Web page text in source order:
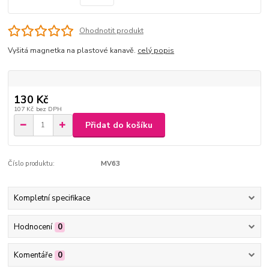
Ohodnotit produkt
Vyšitá magnetka na plastové kanavě. celý popis
130 Kč
107 Kč bez DPH
Přidat do košíku
Číslo produktu: MV63
Kompletní specifikace
Hodnocení 0
Komentáře 0